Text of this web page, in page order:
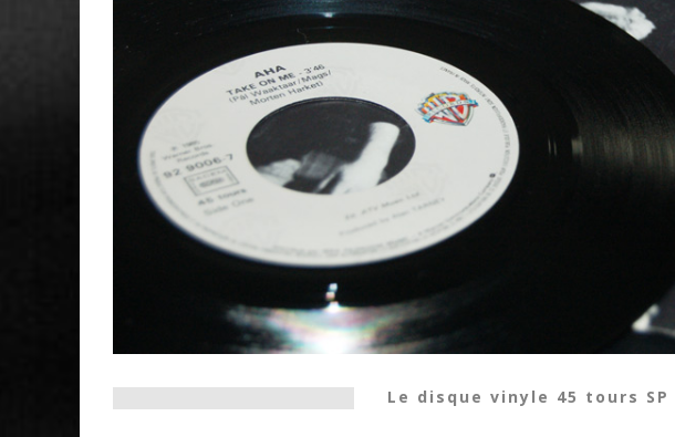
Le disque vinyle 45 tours SP